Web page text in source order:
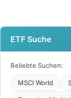
ETF Suche
Beliebte Suchen:
MSCI World